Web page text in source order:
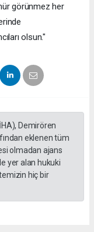
görünmez her
olsun."
Demirören
eklenen tüm
olmadan ajans
yer alan hukuki
hiç bir